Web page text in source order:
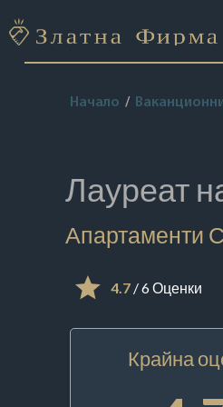
Начало
Лауреат
Апартаменти
4.7/ 6 Оценки
Крайна